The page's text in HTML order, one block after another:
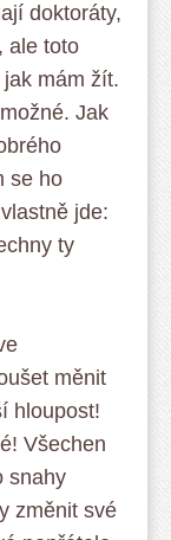
doktoráty,
ale toto
mám žít.
Jak
se ho
jde:
ty
měnit
hloupost!
Všechen
snahy
změnit své